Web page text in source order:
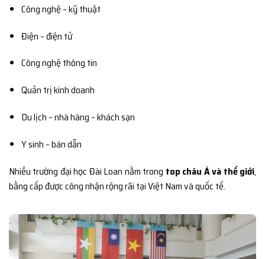
Công nghệ – kỹ thuật
Điện – điện tử
Công nghệ thông tin
Quản trị kinh doanh
Du lịch – nhà hàng – khách sạn
Y sinh – bán dẫn
Nhiều trường đại học Đài Loan nằm trong top châu Á và thế giới,
bằng cấp được công nhận rộng rãi tại Việt Nam và quốc tế.